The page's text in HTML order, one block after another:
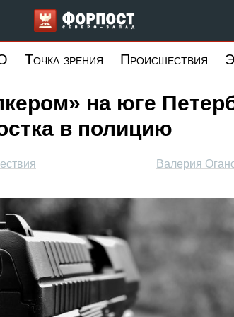
Форпост Северо-Запад
Точка зрения Происшествия
на юге
в полицию
Валерия